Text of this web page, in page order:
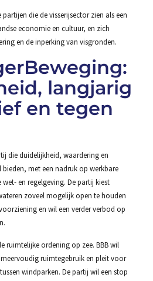
die de visserijsector zien als een
economie en cultuur, en zich
en de inperking van visgronden.
langjarig
en tegen
die duidelijkheid, waardering en
bieden, met een nadruk op werkbare
en regelgeving. De partij kiest
zoveel mogelijk open te houden
en wil een verder verbod op
ruimtelijke ordening op zee. BBB wil
ruimtegebruik en pleit voor
windparken. De partij wil een stop